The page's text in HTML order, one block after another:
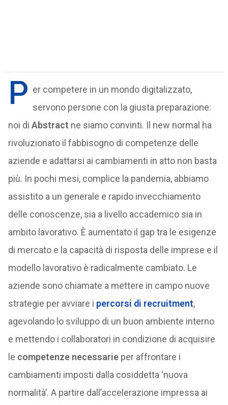
P er competere in un mondo digitalizzato,
servono persone con la giusta preparazione:
noi di Abstract ne siamo convinti. Il new normal ha
rivoluzionato il fabbisogno di competenze delle
aziende e adattarsi ai cambiamenti in atto non basta
più. In pochi mesi, complice la pandemia, abbiamo
assistito a un generale e rapido invecchiamento
delle conoscenze, sia a livello accademico sia in
ambito lavorativo. È aumentato il gap tra le esigenze
di mercato e la capacità di risposta delle imprese e il
modello lavorativo è radicalmente cambiato. Le
aziende sono chiamate a mettere in campo nuove
strategie per avviare i percorsi di recruitment,
agevolando lo sviluppo di un buon ambiente interno
e mettendo i collaboratori in condizione di acquisire
le competenze necessarieper affrontare i
cambiamenti imposti dalla cosiddetta ‘nuova
normalità’. A partire dall’accelerazione impressa ai